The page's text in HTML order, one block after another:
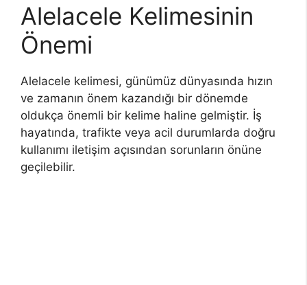
Alelacele Kelimesinin
Önemi
Alelacele kelimesi, günümüz dünyasında hızın
ve zamanın önem kazandığı bir dönemde
oldukça önemli bir kelime haline gelmiştir. İş
hayatında, trafikte veya acil durumlarda doğru
kullanımı iletişim açısından sorunların önüne
geçilebilir.